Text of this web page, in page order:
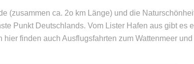
(zusammen ca. 2o km Länge) und die
Punkt Deutschlands. Vom Lister Hafen aus gibt es
hier finden auch Ausflugsfahrten zum Wattenmeer